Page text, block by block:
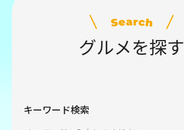
グルメを探す
キーワード検索